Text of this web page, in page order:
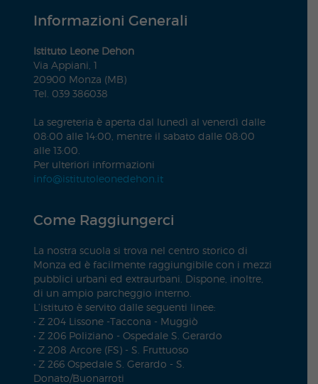
Informazioni Generali
Istituto Leone Dehon
Via Appiani, 1
20900 Monza (MB)
Tel. 039 386038
La segreteria è aperta dal lunedì al venerdì dalle
08:00 alle 14:00, mentre il sabato dalle 08:00
alle 13:00.
Per ulteriori informazioni
info@istitutoleonedehon.it
Come Raggiungerci
La nostra scuola si trova nel centro storico di
Monza ed è facilmente raggiungibile con i mezzi
pubblici urbani ed extraurbani. Dispone, inoltre,
di un ampio parcheggio interno.
L’istituto è servito dalle seguenti linee:
• Z 204 Lissone -Taccona - Muggiò
• Z 206 Poliziano - Ospedale S. Gerardo
• Z 208 Arcore (FS) - S. Fruttuoso
• Z 266 Ospedale S. Gerardo - S.
Donato/Buonarroti